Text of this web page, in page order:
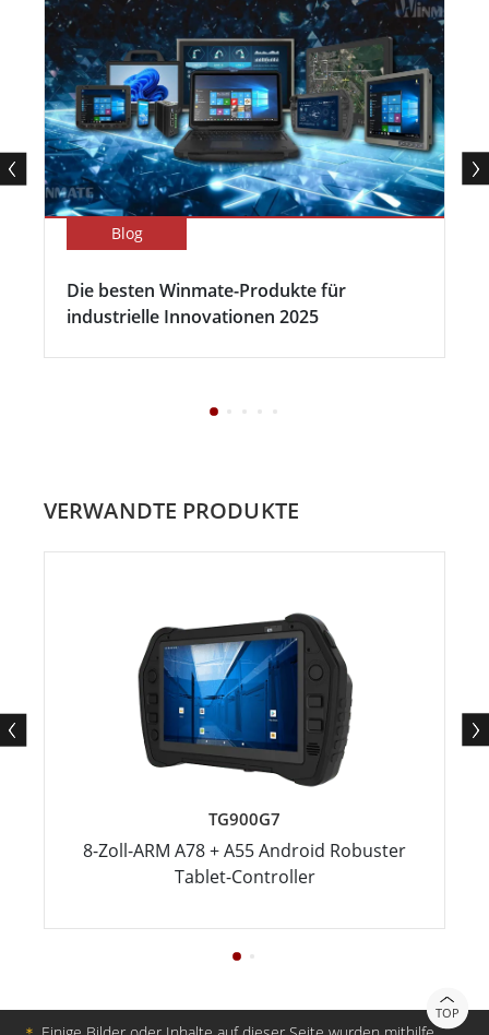
Blog
Die besten Winmate-Produkte für
industrielle Innovationen 2025
VERWANDTE PRODUKTE
TG900G7
8-Zoll-ARM A78 + A55 Android Robuster
Tablet-Controller
TOP